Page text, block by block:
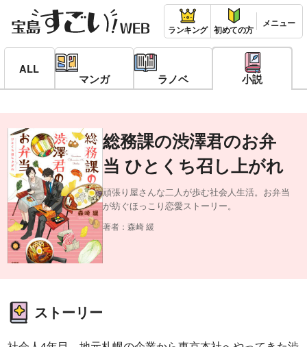
ランキング 初めての方
ALL
マンガ ラノベ 小説
総務課の渋澤君のお弁
当 ひとくち召し上がれ
頑張り屋さんな二人が歩む社会人生活。お弁当
が紡ぐほっこり恋愛ストーリー。
著者：森崎 緩
ストーリー